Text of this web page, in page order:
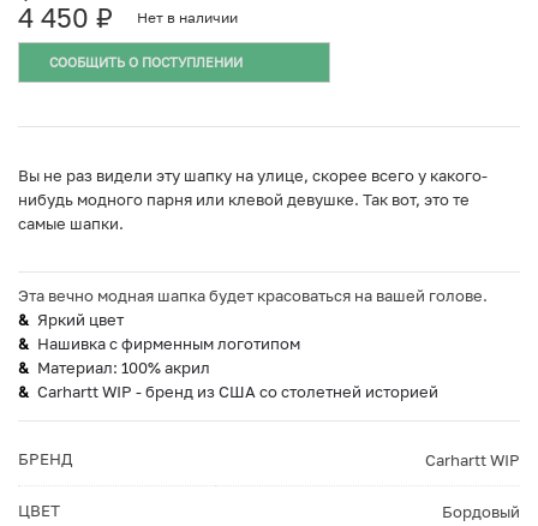
4 450 ₽ Нет в наличии
СООБЩИТЬ О ПОСТУПЛЕНИИ
Вы не раз видели эту шапку на улице, скорее всего у какого-
нибудь модного парня или клевой девушке. Так вот, это те
самые шапки.
Эта вечно модная шапка будет красоваться на вашей голове.
Яркий цвет
Нашивка с фирменным логотипом
Материал: 100% акрил
Carhartt WIP - бренд из США со столетней историей
БРЕНД Carhartt WIP
ЦВЕТ Бордовый